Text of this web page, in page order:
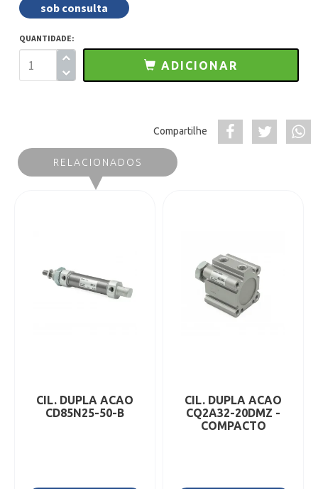
sob consulta
QUANTIDADE:
ADICIONAR
Compartilhe
RELACIONADOS
CIL. DUPLA ACAO
CD85N25-50-B
CIL. DUPLA ACAO
CQ2A32-20DMZ -
COMPACTO